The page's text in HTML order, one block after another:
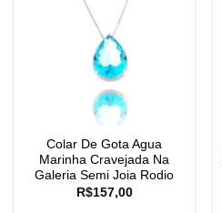
Colar De Gota Agua
Marinha Cravejada Na
Galeria Semi Joia Rodio
R$157,00